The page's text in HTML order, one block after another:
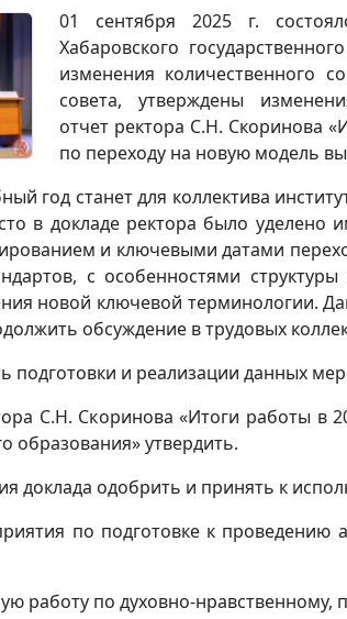
01 сентября 2025 г.
Хабаровского
изменения количественного
совета, утверждены
отчет ректора С.Н. Скоринова
по переходу на новую модель
год станет для коллектива
в докладе ректора было уделено
и ключевыми датами
с особенностями
новой ключевой терминологии.
обсуждение в трудовых
подготовки и реализации данных
С.Н. Скоринова «Итоги работы в
образования» утвердить.
доклада одобрить и принять к
по подготовке к
работу по духовно-нравственному,